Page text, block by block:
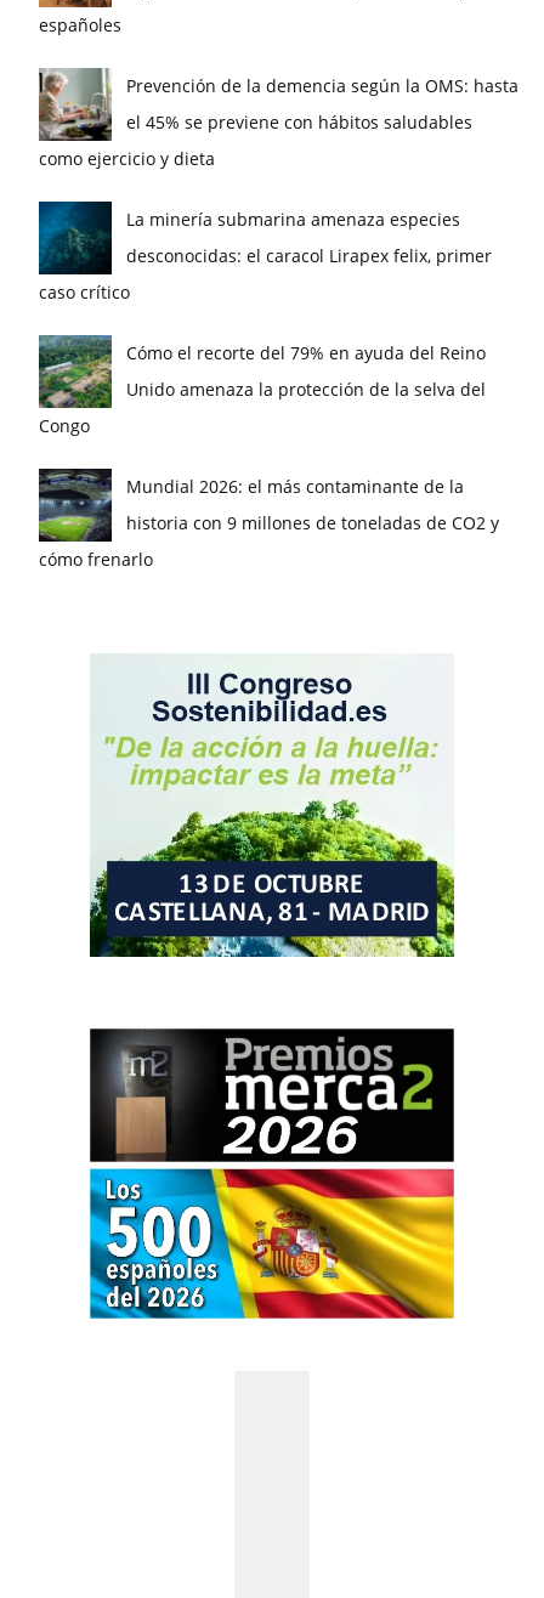
españoles
Prevención de la demencia según la OMS: hasta
el 45% se previene con hábitos saludables
como ejercicio y dieta
La minería submarina amenaza especies
desconocidas: el caracol Lirapex felix, primer
caso crítico
Cómo el recorte del 79% en ayuda del Reino
Unido amenaza la protección de la selva del
Congo
Mundial 2026: el más contaminante de la
historia con 9 millones de toneladas de CO2 y
cómo frenarlo